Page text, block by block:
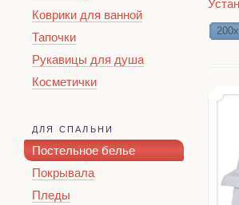
Коврики для ванной
Тапочки
Рукавицы для душа
Косметички
ДЛЯ СПАЛЬНИ
Постельное белье
Покрывала
Пледы